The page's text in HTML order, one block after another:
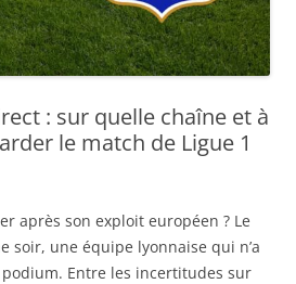
: sur quelle chaîne et à
le match de Ligue 1
après son exploit européen ? Le
soir, une équipe lyonnaise qui n’a
Entre les incertitudes sur